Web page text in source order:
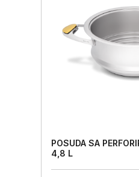
POSUDA SA
4,8 L